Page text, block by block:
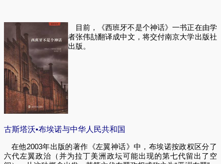
目前，《西班牙不是个神话》一书正在由学
者张伟劼翻译成中文，将交付南京大学出版社
出版。
古斯塔沃•布埃诺与中华人民共和国
在他2003年出版的著作《左翼神话》中，布埃诺按政权区分了
六代左翼政治（并为拉丁美洲政坛可能出现的第七代留出了空